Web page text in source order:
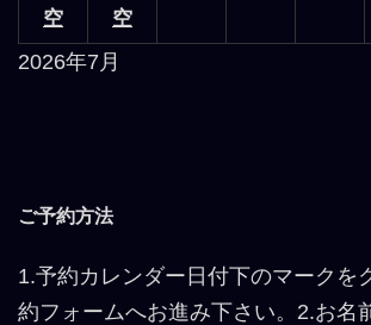
空
空
2026年7月
ご予約方法
1.予約カレンダー日付下のマークを
約フォームへお進み下さい。2.お名